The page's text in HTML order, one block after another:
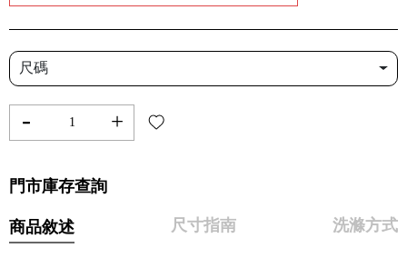
尺碼
- +
門市庫存查詢
商品敘述 尺寸指南 洗滌方式